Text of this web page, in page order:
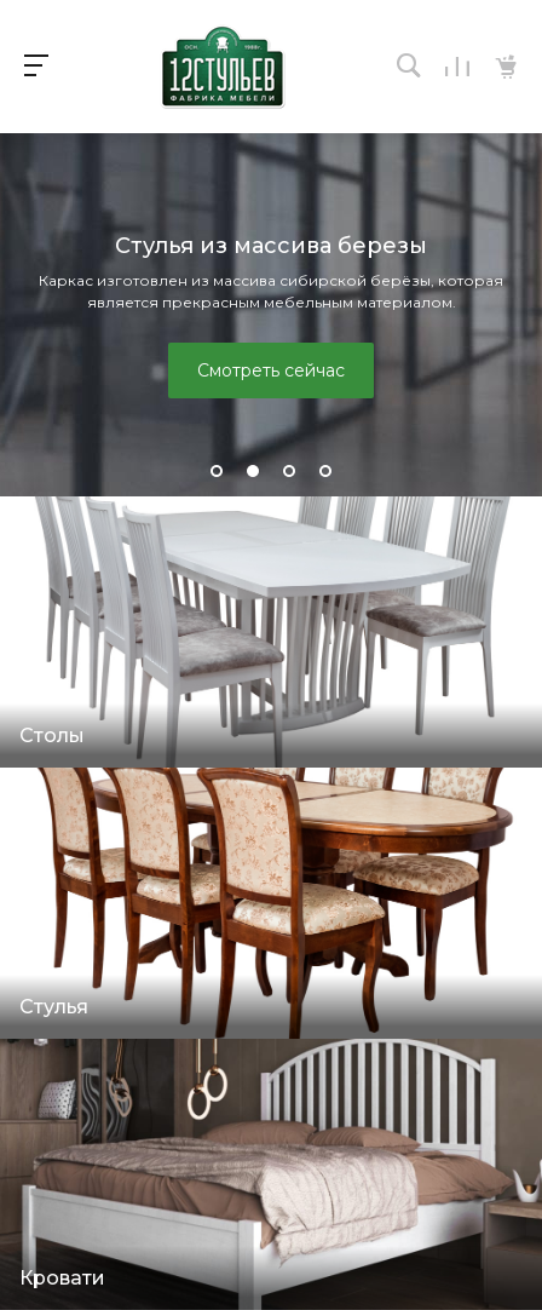
Стулья из массива березы
Каркас изготовлен из массива сибирской берёзы, которая
является прекрасным мебельным материалом.
Смотреть сейчас
Столы
Стулья
Кровати